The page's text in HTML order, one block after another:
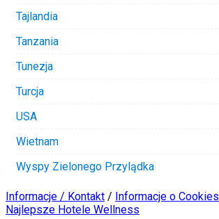
Tajlandia
Tanzania
Tunezja
Turcja
USA
Wietnam
Wyspy Zielonego Przylądka
Informacje / Kontakt / Informacje o Cookies
Najlepsze Hotele Wellness